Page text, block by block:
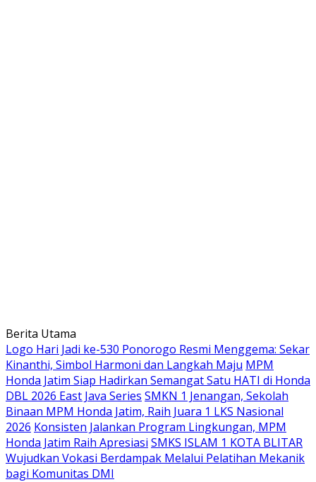
Langsung
ke
konten
Berita Utama
Logo Hari Jadi ke-530 Ponorogo Resmi Menggema: Sekar
Kinanthi, Simbol Harmoni dan Langkah Maju MPM
Honda Jatim Siap Hadirkan Semangat Satu HATI di Honda
DBL 2026 East Java Series SMKN 1 Jenangan, Sekolah
Binaan MPM Honda Jatim, Raih Juara 1 LKS Nasional
2026 Konsisten Jalankan Program Lingkungan, MPM
Honda Jatim Raih Apresiasi SMKS ISLAM 1 KOTA BLITAR
Wujudkan Vokasi Berdampak Melalui Pelatihan Mekanik
bagi Komunitas DMI